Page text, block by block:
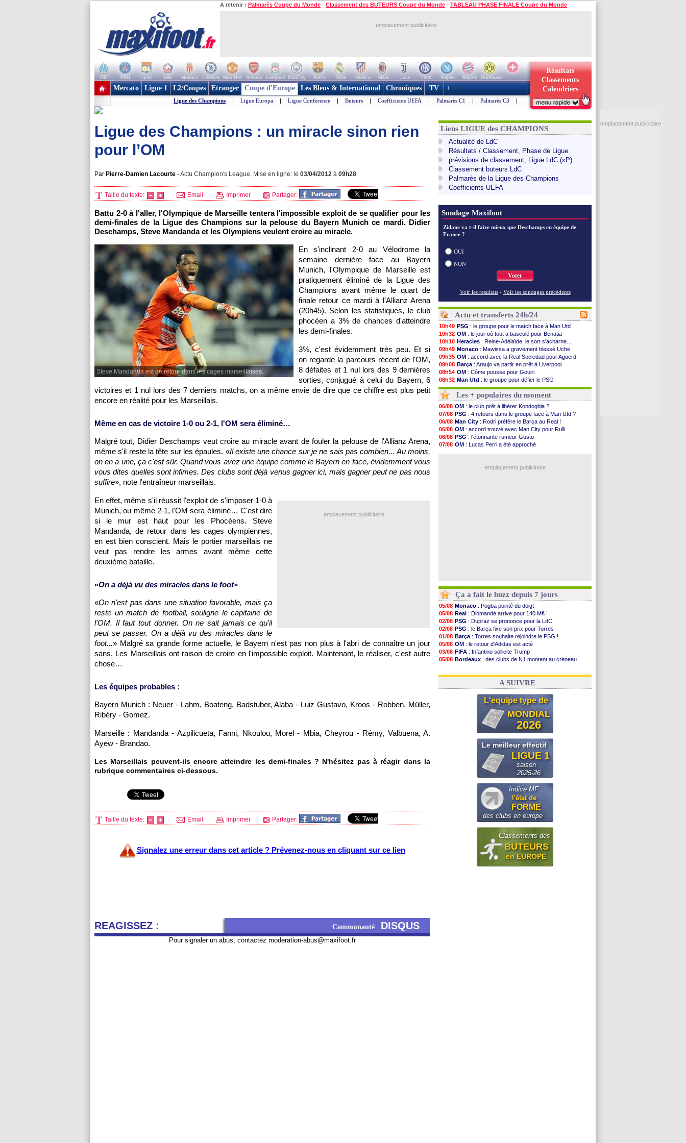
A retenir : Palmarès Coupe du Monde - Classement des BUTEURS Coupe du Monde - TABLEAU PHASE FINALE Coupe du Monde
emplacement publicitaire
OM PSG Lyon Lille Monaco Chelsea Man Utd Arsenal Liverpool ManCity Barca Real Atletico Milan Juve Inter Naples Bayern
Dortmund
+ de clubs
Résultats
Classements
Calendriers
Mercato Ligue 1 L2/Coupes Etranger Coupe d'Europe Les Bleus & International Chroniques TV +
Ligue des Champions | Ligue Europa | Ligue Conference | Buteurs | Coefficients UEFA | Palmarès C1 | Palmarès C3 |
Ligue des Champions : un miracle sinon rien
pour l’OM
Par Pierre-Damien Lacourte -Actu Champion's League, Mise en ligne: le 03/04/2012 à 09h28
Taille du texte: Email Imprimer Partager:
Battu 2-0 à l'aller, l'Olympique de Marseille tentera l'impossible exploit de se qualifier pour les
demi-finales de la Ligue des Champions sur la pelouse du Bayern Munich ce mardi. Didier
Deschamps, Steve Mandanda et les Olympiens veulent croire au miracle.
Steve Mandanda est de retour dans les cages marseillaises.
En s'inclinant 2-0 au Vélodrome la
semaine dernière face au Bayern
Munich, l'Olympique de Marseilleest
pratiquement éliminé de la Ligue des
Champions avant même le quart de
finale retour ce mardi à l'Allianz Arena
(20h45). Selon les statistiques, le club
phocéen a 3% de chances d'atteindre
les demi-finales.
3%, c'est évidemment très peu. Et si
on regarde la parcours récent de l'OM,
8 défaites et 1 nul lors des 9 dernières
sorties, conjugué à celui du Bayern, 6
victoires et 1 nul lors des 7 derniers matchs, on a même envie de dire que ce chiffre est plus petit
encore en réalité pour les Marseillais.
Même en cas de victoire 1-0 ou 2-1, l'OM sera éliminé…
Malgré tout, Didier Deschamps veut croire au miracle avant de fouler la pelouse de l'Allianz Arena,
même s'il reste la tête sur les épaules. «Il existe une chance sur je ne sais pas combien... Au moins,
on en a une, ça c'est sûr. Quand vous avez une équipe comme le Bayern en face, évidemment vous
vous dites quelles sont infimes. Des clubs sont déjà venus gagner ici, mais gagner peut ne pas nous
suffire», note l'entraîneur marseillais.
emplacement publicitaire
En effet, même s'il réussit l'exploit de s'imposer 1-0 à
Munich, ou même 2-1, l'OM sera éliminé… C'est dire
si le mur est haut pour les Phocéens. Steve
Mandanda, de retour dans les cages olympiennes,
en est bien conscient. Mais le portier marseillais ne
veut pas rendre les armes avant même cette
deuxième bataille.
«On a déjà vu des miracles dans le foot»
«On n'est pas dans une situation favorable, mais ça
reste un match de football, souligne le capitaine de
l'OM. Il faut tout donner. On ne sait jamais ce qu'il
peut se passer. On a déjà vu des miracles dans le
foot...» Malgré sa grande forme actuelle, le Bayern n'est pas non plus à l'abri de connaître un jour
sans. Les Marseillais ont raison de croire en l'impossible exploit. Maintenant, le réaliser, c'est autre
chose…
Les équipes probables :
Bayern Munich : Neuer - Lahm, Boateng, Badstuber, Alaba - Luiz Gustavo, Kroos - Robben, Müller,
Ribéry - Gomez.
Marseille : Mandanda - Azpilicueta, Fanni, Nkoulou, Morel - Mbia, Cheyrou - Rémy, Valbuena, A.
Ayew - Brandao.
Les Marseillais peuvent-ils encore atteindre les demi-finales ? N'hésitez pas à réagir dans la
rubrique commentaires ci-dessous.
Taille du texte: Email Imprimer Partager:
Signalez une erreur dans cet article ? Prévenez-nous en cliquant sur ce lien
REAGISSEZ : Communauté DISQUS
Pour signaler un abus, contactez moderation-abus@maxifoot.fr
Liens LIGUE des CHAMPIONS
Actualité de LdC
Résultats / Classement, Phase de Ligue
prévisions de classement, Ligue LdC (xP)
Classement buteurs LdC
Palmarès de la Ligue des Champions
Coefficients UEFA
Sondage Maxifoot
Zidane va t-il faire mieux que Deschamps en équipe de
France ?
OUI
NON
Voter
Voir les resultats - Voir les sondages précédents
Actu et transferts 24h/24
10h49 PSG : le groupe pour le match face à Man Utd
10h32 OM : le jour où tout a basculé pour Benatia
10h10 Heracles : Reine-Adélaïde, le sort s'acharne...
09h49 Monaco : Mawissa a gravement blessé Uche
09h35 OM : accord avec la Real Sociedad pour Aguerd
09h08 Barça : Araujo va partir en prêt à Liverpool
08h54 OM : Côme pousse pour Gouiri
08h32 Man Utd : le groupe pour défier le PSG
07/08 L3: Caen premier leader
07/08
OM: Højbjerg, son agent maintient le suspense
07/08 OM: Gouiri évoque son avenir
07/08 Leipzig: le transfert d'Asllani tombe à l'eau
07/08 L3: 1ère utilisation du Football Video Support
07/08 OM : Benatia envoie une pique à Longoria
07/08 Villarreal: Al-Ahli veut Pape Gueye
07/08 Lyon : la dernière saison de Fonseca ?
07/08 OM : un nouveau prétendant pour Højbjerg
: 4 retours dans le groupe face à Man Utd ...
Les + populaires du moment
06/08 OM : le club prêt à libérer Kondogbia ?
07/08 PSG : 4 retours dans le groupe face à Man Utd ?
06/08 Man City : Rodri préfère le Barça au Real !
06/08 OM : accord trouvé avec Man City pour Rulli
06/08 PSG : l'étonnante rumeur Gusto
07/08 OM : Lucas Perri a été approché
emplacement publicitaire
Ça a fait le buzz depuis 7 jours
05/08 Monaco : Pogba pointé du doigt
05/08 Real : Diomandé arrive pour 140 M€ !
02/08 PSG : Dupraz se prononce pour la LdC
02/08 PSG : le Barça fixe son prix pour Torres
01/08 Barça : Torres souhaite rejoindre le PSG !
05/08 OM : le retour d'Adidas est acté
03/08 FIFA : Infantino sollicite Trump
05/08 Bordeaux : des clubs de N1 montent au créneau
03/08 Real: le démenti de Leipzig pour Diomandé
A SUIVRE
L'equipe type de
MONDIAL
2026
Le meilleur effectif
LIGUE 1
saison
2025-26
Indice MF :
l'état de
FORME
des clubs en europe
Classements des
BUTEURS
en EUROPE
emplacement publicitaire